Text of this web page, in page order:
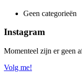
Geen categorieën
Instagram
Momenteel zijn er geen
Volg me!